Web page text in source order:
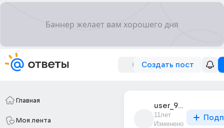
Создать пост
Главная
Моя лента
user_90502450
11лет
Изменено